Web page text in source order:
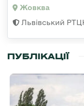
Жовква
Львівський
ПУБЛІКАЦІЇ